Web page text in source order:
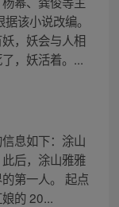
该小说改编。
，妖会与人相
，妖活着。...
息如下：涂山
后，涂山雅雅
第一人。 起点
的 20...